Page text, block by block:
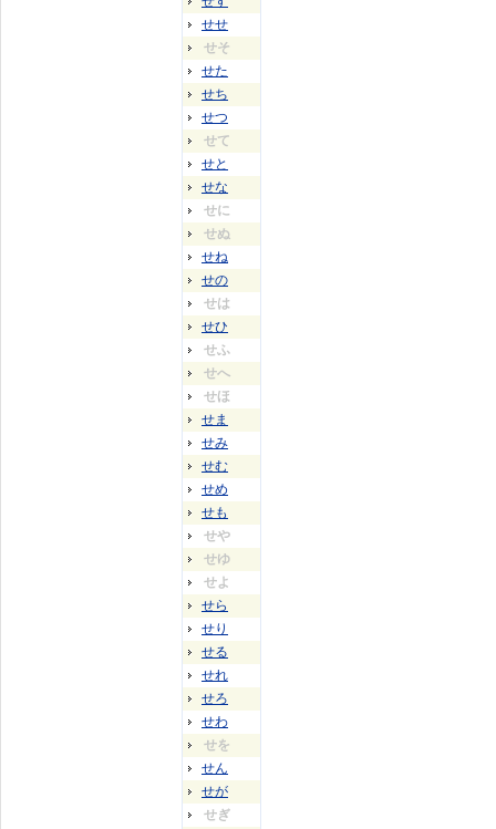
せせ
せそ
せた
せち
せつ
せて
せと
せな
せに
せぬ
せね
せの
せは
せひ
せふ
せへ
せほ
せま
せみ
せむ
せめ
せも
せや
せゆ
せよ
せら
せり
せる
せれ
せろ
せわ
せを
せん
せが
せぎ